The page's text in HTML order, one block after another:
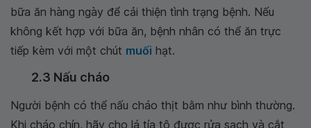
bữa ăn hàng ngày để cải thiện tình trạng bệnh. Nếu
không kết hợp với bữa ăn, bệnh nhân có thể ăn trực
tiếp kèm với một chút muối hạt.
2.3 Nấu cháo
Người bệnh có thể nấu cháo thịt bằm như bình thường.
Khi cháo chín, hãy cho lá tía tô được rửa sạch và cắt